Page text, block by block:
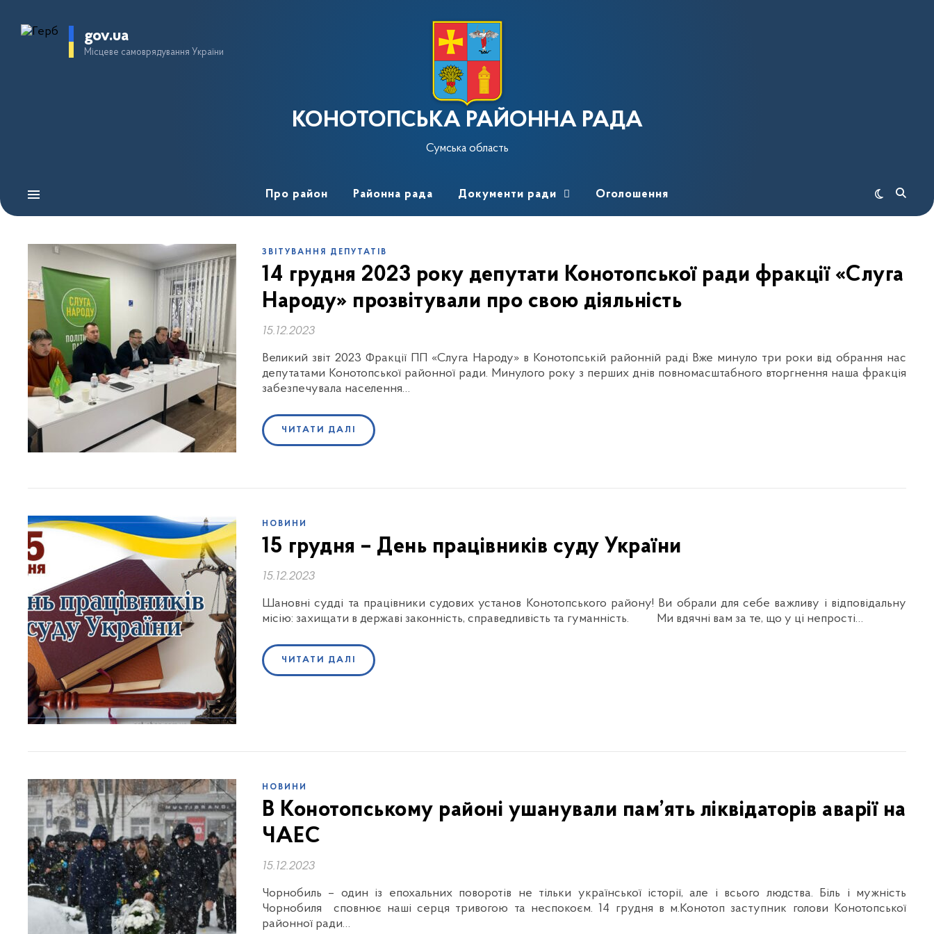
gov.ua
Місцеве самоврядування України
КОНОТОПСЬКА РАЙОННА РАДА
Сумська область
Про район Районна рада Документи ради Оголошення
ЗВІТУВАННЯ ДЕПУТАТІВ
14 грудня 2023 року депутати Конотопської ради фракції «Слуга
Народу» прозвітували про свою діяльність
15.12.2023
Великий звіт 2023 Фракції ПП «Слуга Народу» в Конотопській районній раді Вже минуло три роки від обрання нас
депутатами Конотопської районної ради. Минулого року з перших днів повномасштабного вторгнення наша фракція
забезпечувала населення…
ЧИТАТИ ДАЛІ
НОВИНИ
15 грудня – День працівників суду України
15.12.2023
Шановні судді та працівники судових установ Конотопського району! Ви обрали для себе важливу і відповідальну
місію: захищати в державі законність, справедливість та гуманність. Ми вдячні вам за те, що у ці непрості…
ЧИТАТИ ДАЛІ
НОВИНИ
В Конотопському районі ушанували пам’ять ліквідаторів аварії на
ЧАЕС
15.12.2023
Чорнобиль – один із епохальних поворотів не тільки української історії, але і всього людства. Біль і мужність
Чорнобиля сповнює наші серця тривогою та неспокоєм. 14 грудня в м.Конотоп заступник голови Конотопської
районної ради…